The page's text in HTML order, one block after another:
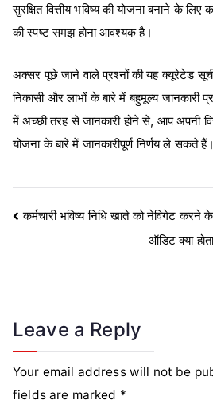
सुरक्षित वित्तीय भविष्य की योजना बनाने के लिए
की स्पष्ट समझ होना आवश्यक है।
अक्सर पूछे जाने वाले प्रश्नों की यह क्यूरेटेड
निकासी और लाभों के बारे में बहुमूल्य जानकारी
में अच्छी तरह से जानकारी होने से, आप अपनी
योजना के बारे में जानकारीपूर्ण निर्णय ले सकते हैं।
Post
कर्मचारी भविष्य निधि खाते को नेविगेट करने
ऑडिट क्या
Leave a Reply
Your email address will not be
fields are marked *